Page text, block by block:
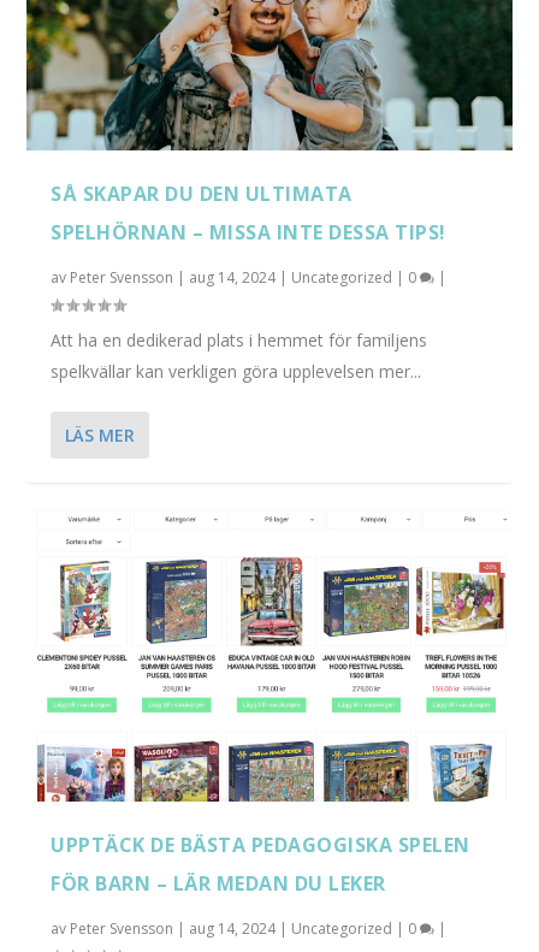
SÅ SKAPAR DU DEN ULTIMATA
SPELHÖRNAN – MISSA INTE DESSA TIPS!
av Peter Svensson | aug 14, 2024| Uncategorized | 0 |
Att ha en dedikerad plats i hemmet för familjens
spelkvällar kan verkligen göra upplevelsen mer...
LÄS MER
UPPTÄCK DE BÄSTA PEDAGOGISKA SPELEN
FÖR BARN – LÄR MEDAN DU LEKER
av Peter Svensson | aug 14, 2024| Uncategorized | 0 |